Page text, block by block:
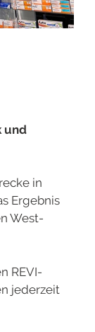
und
in
Ergebnis
West-
REVI-
jederzeit